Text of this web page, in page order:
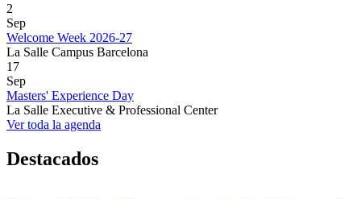
2
Sep
Welcome Week 2026-27
La Salle Campus Barcelona
17
Sep
Masters' Experience Day
La Salle Executive & Professional Center
Ver toda la agenda
Destacados